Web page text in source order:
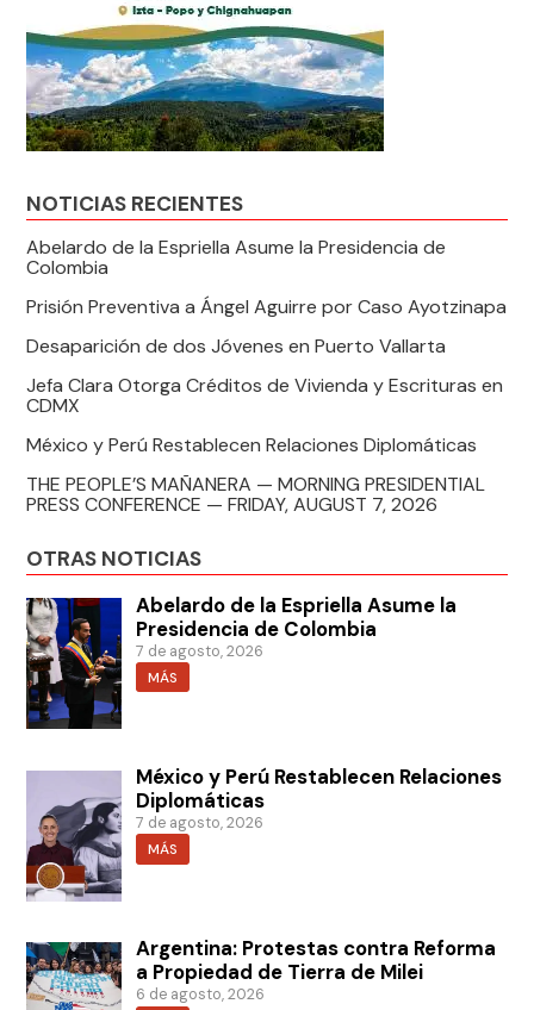
NOTICIAS RECIENTES
Abelardo de la Espriella Asume la Presidencia de
Colombia
Prisión Preventiva a Ángel Aguirre por Caso Ayotzinapa
Desaparición de dos Jóvenes en Puerto Vallarta
Jefa Clara Otorga Créditos de Vivienda y Escrituras en
CDMX
México y Perú Restablecen Relaciones Diplomáticas
THE PEOPLE’S MAÑANERA — MORNING PRESIDENTIAL
PRESS CONFERENCE — FRIDAY, AUGUST 7, 2026
OTRAS NOTICIAS
Abelardo de la Espriella Asume la
Presidencia de Colombia
7 de agosto, 2026
MÁS
México y Perú Restablecen Relaciones
Diplomáticas
7 de agosto, 2026
MÁS
Argentina: Protestas contra Reforma
a Propiedad de Tierra de Milei
6 de agosto, 2026